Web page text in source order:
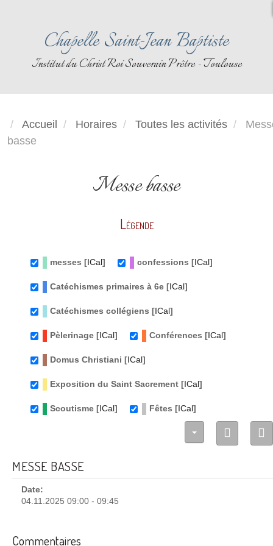
Chapelle Saint-Jean Baptiste
Institut du Christ Roi Souverain Prêtre - Toulouse
Accueil Horaires Toutes les activités
basse
Messe basse
Légende
messes [ ICal ] confessions [ ICal ]
Catéchismes primaires à 6e [ ICal ]
Catéchismes collégiens [ ICal ]
Pèlerinage [ ICal ] Conférences [ ICal ]
Domus Christiani [ ICal ]
Exposition du Saint Sacrement [ ICal ]
Scoutisme [ ICal ] Fêtes [ ICal ]
MESSE BASSE
Date:
04.11.2025 09:00 - 09:45
Commentaires